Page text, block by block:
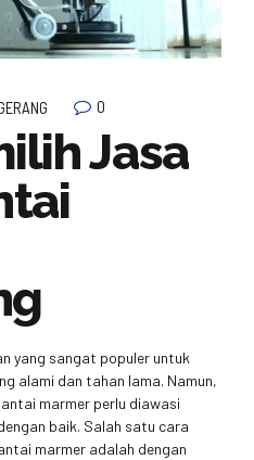
0
Jasa
yang sangat populer untuk
alami dan tahan lama. Namun,
marmer perlu diawasi
baik. Salah satu cara
marmer adalah dengan